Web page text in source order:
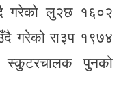
गरेको लु२छ १६०२
गरेको रा३प १९७४
स्कुटरचालक पुनको